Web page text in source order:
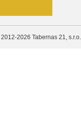
2026 Tabernas 21, s.r.o.